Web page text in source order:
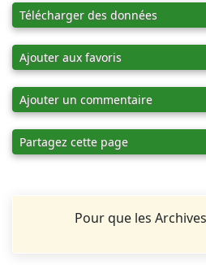
Télécharger des données
Ajouter aux favoris
Ajouter un commentaire
Partagez cette page
Pour que les